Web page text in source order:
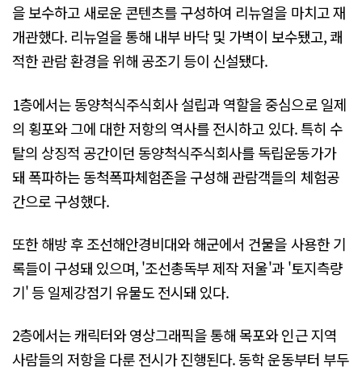
을 보수하고 새로운 콘텐츠를 구성하여 리뉴얼을 마치고 재
개관했다. 리뉴얼을 통해 내부 바닥 및 가벽이 보수됐고, 쾌
적한 관람 환경을 위해 공조기 등이 신설됐다.
1층에서는 동양척식주식회사 설립과 역할을 중심으로 일제
의 횡포와 그에 대한 저항의 역사를 전시하고 있다. 특히 수
탈의 상징적 공간이던 동양척식주식회사를 독립운동가가
돼 폭파하는 동척폭파체험존을 구성해 관람객들의 체험공
간으로 구성했다.
또한 해방 후 조선해안경비대와 해군에서 건물을 사용한 기
록들이 구성돼 있으며, '조선총독부 제작 저울'과 '토지측량
기' 등 일제강점기 유물도 전시돼 있다.
2층에서는 캐릭터와 영상그래픽을 통해 목포와 인근 지역
사람들의 저항을 다룬 전시가 진행된다. 동학 운동부터 부두